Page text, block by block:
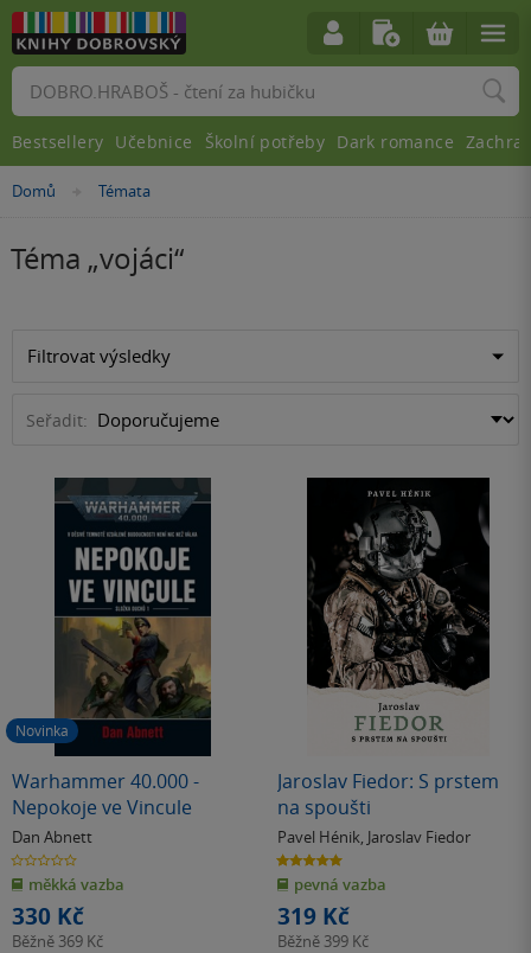
Domů »
Témata
Téma „vojáci“
Filtrovat výsledky
Seřadit:
Novinka
Warhammer 40.000 -
Nepokoje ve Vincule
Dan Abnett
0.0
z
5
hvězdiček
měkká vazba
330 Kč
Běžně 369 Kč
Jaroslav Fiedor: S prstem
na spoušti
Pavel Hénik, Jaroslav Fiedor
5.0
z
5
hvězdiček
pevná vazba
319 Kč
Běžně 399 Kč
Vyhledávání
Bestsellery Učebnice Školní potřeby Dark romance